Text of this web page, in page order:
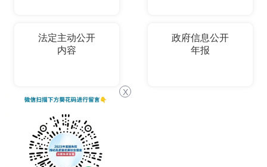
法定主动公开
内容
政府信息公开
年报
X